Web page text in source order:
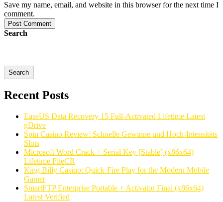
Save my name, email, and website in this browser for the next time I
comment.
Post Comment
Search
Search
Recent Posts
EaseUS Data Recovery 15 Full-Activated Lifetime Latest
gDrive
Spin Casino Review: Schnelle Gewinne und Hoch‑Intensitäts
Slots
Microsoft Word Crack + Serial Key [Stable] (x86x64)
Lifetime FileCR
King Billy Casino: Quick‑Fire Play for the Modern Mobile
Gamer
SmartFTP Enterprise Portable + Activator Final (x86x64)
Latest Verified